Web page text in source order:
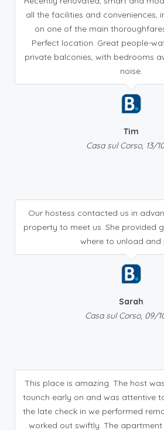
all the facilities and conveniences,
on one of the main
Perfect location. Great people-
private balconies, with bedrooms
noise.
Tim
Casa sul Corso, 13/
Our hostess contacted us in
property to meet us. She provided
where to unload and
Sarah
Casa sul Corso, 09/
This place is amazing. The host
tounch early on and was attentive
the late check in we performed
worked out swiftly. The